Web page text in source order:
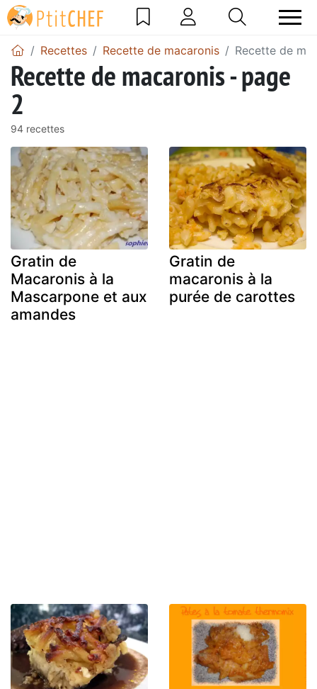
Recettes Recette de macaronis Recette de
Recette de macaronis - page
2
94 recettes
Gratin de
Macaronis à la
Mascarpone et aux
amandes
Gratin de
macaronis à la
purée de carottes